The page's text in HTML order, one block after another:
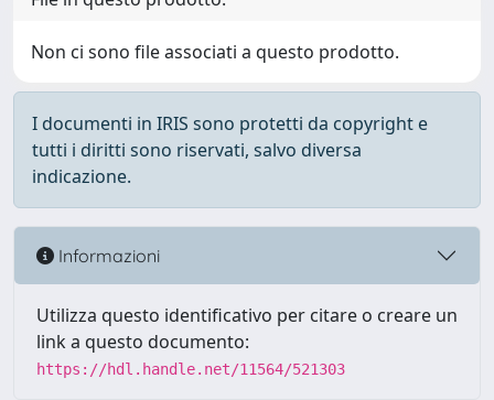
Non ci sono file associati a questo prodotto.
I documenti in IRIS sono protetti da copyright e
tutti i diritti sono riservati, salvo diversa
indicazione.
Informazioni
Utilizza questo identificativo per citare o creare un
link a questo documento:
https://hdl.handle.net/11564/521303